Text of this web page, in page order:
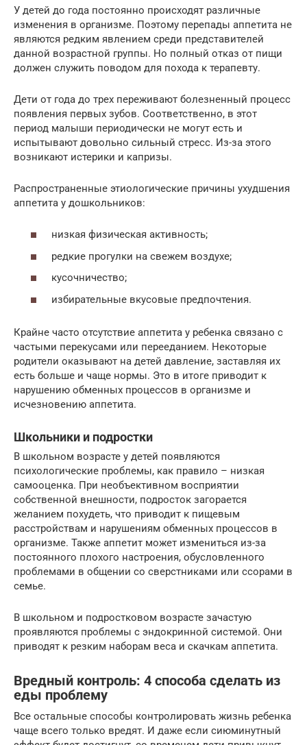
У детей до года постоянно происходят различные
изменения в организме. Поэтому перепады аппетита не
являются редким явлением среди представителей
данной возрастной группы. Но полный отказ от пищи
должен служить поводом для похода к терапевту.
Дети от года до трех переживают болезненный процесс
появления первых зубов. Соответственно, в этот
период малыши периодически не могут есть и
испытывают довольно сильный стресс. Из-за этого
возникают истерики и капризы.
Распространенные этиологические причины ухудшения
аппетита у дошкольников:
низкая физическая активность;
редкие прогулки на свежем воздухе;
кусочничество;
избирательные вкусовые предпочтения.
Крайне часто отсутствие аппетита у ребенка связано с
частыми перекусами или перееданием. Некоторые
родители оказывают на детей давление, заставляя их
есть больше и чаще нормы. Это в итоге приводит к
нарушению обменных процессов в организме и
исчезновению аппетита.
Школьники и подростки
В школьном возрасте у детей появляются
психологические проблемы, как правило – низкая
самооценка. При необъективном восприятии
собственной внешности, подросток загорается
желанием похудеть, что приводит к пищевым
расстройствам и нарушениям обменных процессов в
организме. Также аппетит может измениться из-за
постоянного плохого настроения, обусловленного
проблемами в общении со сверстниками или ссорами в
семье.
В школьном и подростковом возрасте зачастую
проявляются проблемы с эндокринной системой. Они
приводят к резким наборам веса и скачкам аппетита.
Вредный контроль: 4 способа сделать из
еды проблему
Все остальные способы контролировать жизнь ребенка
чаще всего только вредят. И даже если сиюминутный